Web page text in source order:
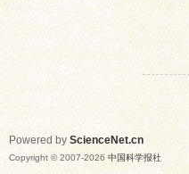
Powered byScienceNet.cn
Copyright © 2007-2026 中国科学报社